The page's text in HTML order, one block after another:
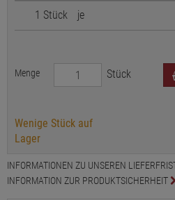
1 Stück je
Menge Stück
Wenige Stück auf
Lager
INFORMATIONEN ZU UNSEREN
INFORMATION ZUR PRODUKTSICHERHEIT